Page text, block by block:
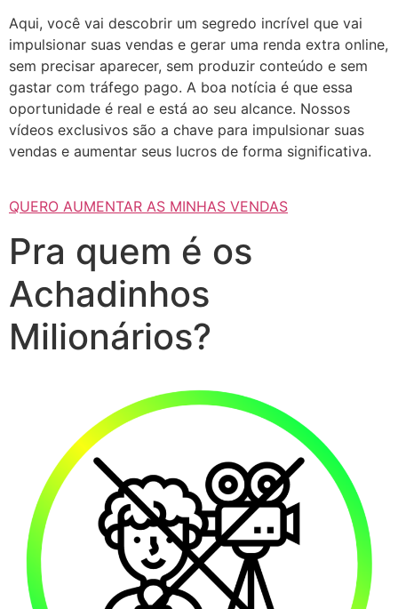
Aqui, você vai descobrir um segredo incrível que vai
impulsionar suas vendas e gerar uma renda extra online,
sem precisar aparecer, sem produzir conteúdo e sem
gastar com tráfego pago. A boa notícia é que essa
oportunidade é real e está ao seu alcance. Nossos
vídeos exclusivos são a chave para impulsionar suas
vendas e aumentar seus lucros de forma significativa.
QUERO AUMENTAR AS MINHAS VENDAS
Pra quem é os
Achadinhos
Milionários?